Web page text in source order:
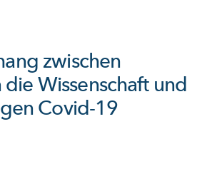
zwischen
Wissenschaft und
Covid-19